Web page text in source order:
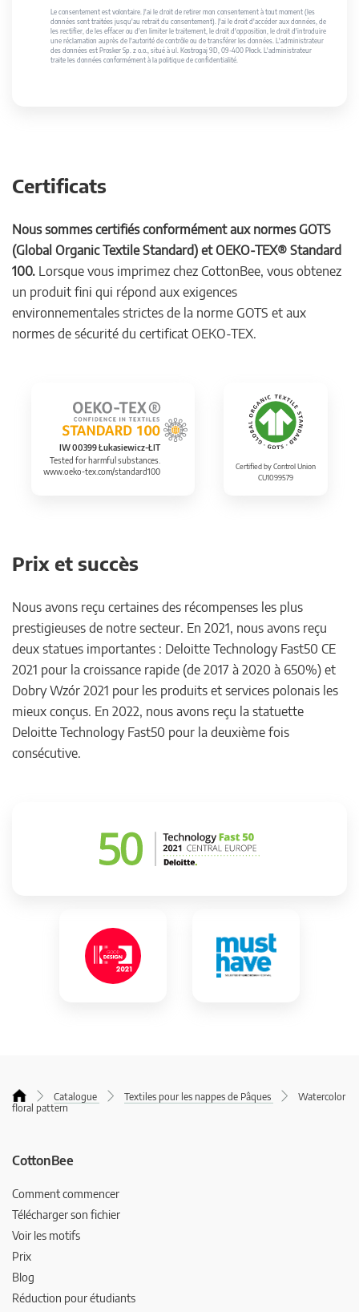
Le consentement est volontaire. J'ai le droit de retirer mon consentement à tout moment (les
données sont traitées jusqu'au retrait du consentement). J'ai le droit d'accéder aux données, de
les rectifier, de les effacer ou d'en limiter le traitement, le droit d'opposition, le droit d'introduire
une réclamation auprès de l'autorité de contrôle ou de transférer les données. L'administrateur
des données est Prosker Sp. z o.o., situé à ul. Kostrogaj 9D, 09-400 Płock. L'administrateur
traite les données conformément à la politique de confidentialité.
Certificats
Nous sommes certifiés conformément aux normes GOTS
(Global Organic Textile Standard) et OEKO-TEX® Standard
100. Lorsque vous imprimez chez CottonBee, vous obtenez
un produit fini qui répond aux exigences
environnementales strictes de la norme GOTS et aux
normes de sécurité du certificat OEKO-TEX.
IW 00399 Łukasiewicz-ŁIT
Tested for harmful substances.
www.oeko-tex.com/standard100
Certified by Control Union
CU1099579
Prix et succès
Nous avons reçu certaines des récompenses les plus
prestigieuses de notre secteur. En 2021, nous avons reçu
deux statues importantes : Deloitte Technology Fast50 CE
2021 pour la croissance rapide (de 2017 à 2020 à 650%) et
Dobry Wzór 2021 pour les produits et services polonais les
mieux conçus. En 2022, nous avons reçu la statuette
Deloitte Technology Fast50 pour la deuxième fois
consécutive.
Catalogue Textiles pour les nappes de Pâques
Watercolor
floral pattern
CottonBee
Comment commencer
Télécharger son fichier
Voir les motifs
Prix
Blog
Réduction pour étudiants